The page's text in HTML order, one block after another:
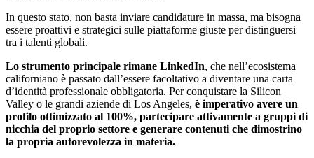
In questo stato, non basta inviare candidature in massa, ma bisogna
essere proattivi e strategici sulle piattaforme giuste per distinguersi
tra i talenti globali.
Lo strumento principale rimane LinkedIn, che nell’ecosistema
californiano è passato dall’essere facoltativo a diventare una carta
d’identità professionale obbligatoria. Per conquistare la Silicon
Valley o le grandi aziende di Los Angeles, è imperativo avere un
profilo ottimizzato al 100%, partecipare attivamente a gruppi di
nicchia del proprio settore e generare contenuti che dimostrino
la propria autorevolezza in materia.